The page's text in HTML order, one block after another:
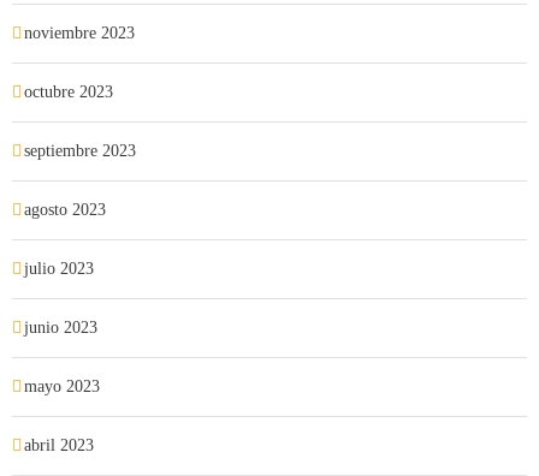
noviembre 2023
octubre 2023
septiembre 2023
agosto 2023
julio 2023
junio 2023
mayo 2023
abril 2023